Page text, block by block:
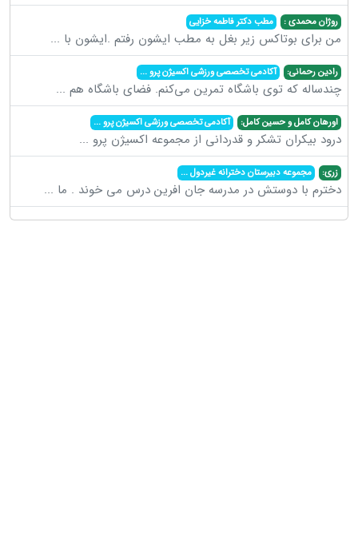
روژان محمدی : مطب دکتر فاطمه خزایی
من برای بوتاکس زیر بغل به مطب ایشون رفتم .ایشون با ...
رادین رحمانی: آکادمی تخصصی ورزشی اکسیژن پرو...
چندساله که توی باشگاه تمرین می‌کنم. فضای باشگاه هم ...
اورهان کامل و حسین کامل: آکادمی تخصصی ورزشی اکسیژن پرو...
درود بیکران تشکر و قدردانی از مجموعه اکسیژن پرو ...
زری: مجموعه دبیرستان دخترانه غیردول...
دخترم با دوستش در مدرسه جان افرین درس می خوند . ما ...